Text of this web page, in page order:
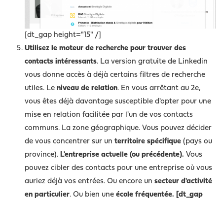
[dt_gap height="15" /]
Utilisez le moteur de recherche pour trouver des
contacts intéressants. La version gratuite de Linkedin
vous donne accès à déjà certains filtres de recherche
utiles. Le niveau de relation. En vous arrêtant au 2e,
vous êtes déjà davantage susceptible d'opter pour une
mise en relation facilitée par l'un de vos contacts
communs. La zone géographique. Vous pouvez décider
de vous concentrer sur un territoire spécifique (pays ou
province). L'entreprise actuelle (ou précédente). Vous
pouvez cibler des contacts pour une entreprise où vous
auriez déjà vos entrées. Ou encore un secteur d'activité
en particulier. Ou bien une école fréquentée. [dt_gap